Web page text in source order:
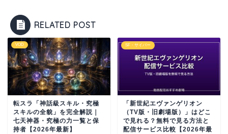
RELATED POST
VOD
転スラ「神話級スキル・究極
スキルの全貌」を完全解説｜
七天神器・究極の力一覧と保
持者【2026年最新】
SF・サイバー
「新世紀エヴァンゲリオン
（TV版・旧劇場版）」はどこ
で見れる？無料で見る方法と
配信サービス比較【2026年最